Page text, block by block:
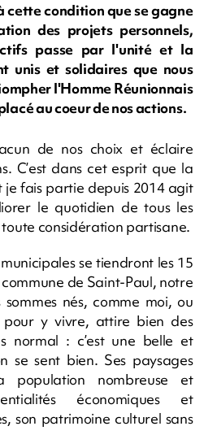
cette condition que se gagne
des projets personnels,
passe par l'unité et la
unis et solidaires que nous
l'Homme Réunionnais
au coeur de nos actions.
de nos choix et éclaire
C’est dans cet esprit que la
fais partie depuis 2014 agit
le quotidien de tous les
considération partisane.
se tiendront les 15
de Saint-Paul, notre
nés, comme moi, ou
pour y vivre, attire bien des
normal : c’est une belle et
se sent bien. Ses paysages
population nombreuse et
économiques et
son patrimoine culturel sans